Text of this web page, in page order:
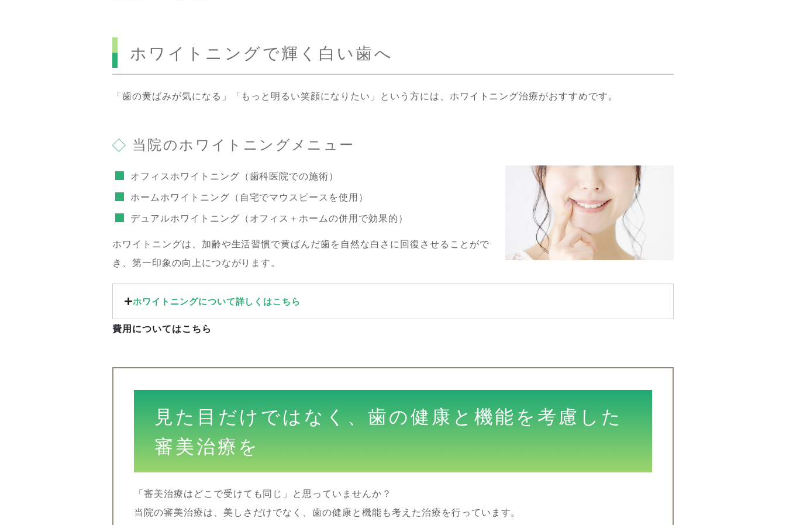
ホワイトニングで輝く白い歯へ
「歯の黄ばみが気になる」「もっと明るい笑顔になりたい」という方には、ホワイトニング治療がおすすめです。
当院のホワイトニングメニュー
オフィスホワイトニング（歯科医院での施術）
ホームホワイトニング（自宅でマウスピースを使用）
デュアルホワイトニング（オフィス＋ホームの併用で効果的）
ホワイトニングは、加齢や生活習慣で黄ばんだ歯を自然な白さに回復させることがで
き、第一印象の向上につながります。
ホワイトニングについて詳しくはこちら
費用についてはこちら
見た目だけではなく、歯の健康と機能を考慮した
審美治療を
「審美治療はどこで受けても同じ」と思っていませんか？
当院の審美治療は、美しさだけでなく、歯の健康と機能も考えた治療を行っています。